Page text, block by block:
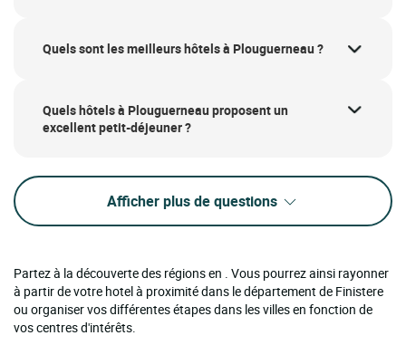
Quels sont les meilleurs hôtels à Plouguerneau ?
Quels hôtels à Plouguerneau proposent un
excellent petit-déjeuner ?
Afficher plus de questions
Partez à la découverte des régions en . Vous pourrez ainsi rayonner
à partir de votre hotel à proximité dans le département de Finistere
ou organiser vos différentes étapes dans les villes en fonction de
vos centres d'intérêts.